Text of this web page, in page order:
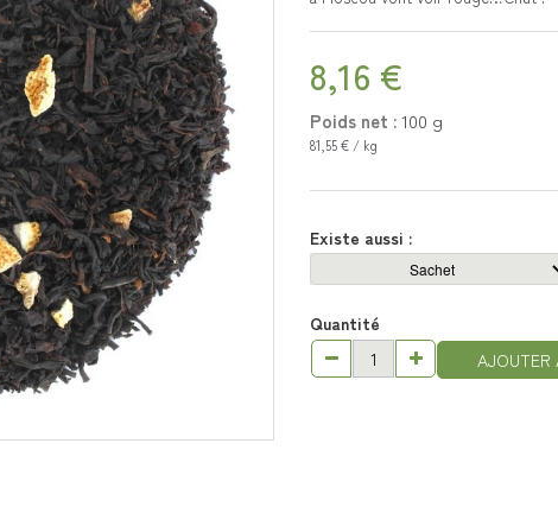
8,16 €
Poids net :100 g
81,55 € / kg
Existe aussi :
Quantité
AJOUTER